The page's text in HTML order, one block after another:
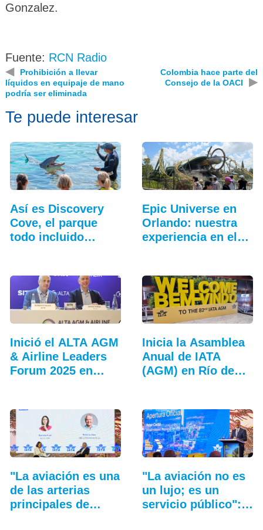
Gonzalez.
Fuente: RCN Radio
◀
Prohibición a llevar
líquidos en equipaje de mano
podría ser eliminada
Colombia hace parte del
Consejo de la OACI
▶
Te puede interesar
Así es Discovery
Cove, el parque
todo incluido
Epic Universe en
Orlando: nuestra
experiencia en el…
Inició el ALTA AGM
& Airline Leaders
Forum 2025 en
Inicia la Asamblea
Anual de IATA
(AGM) en Río de
"La aviación es una
de las arterias
principales de…
"La aviación no es
un lujo; es un
servicio público":…